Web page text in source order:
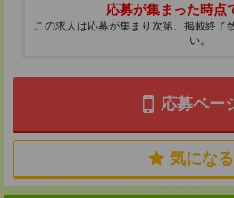
応募が集まった時点
この求人は応募が集まり次第、掲載終了
い。
応募ペー
気になる